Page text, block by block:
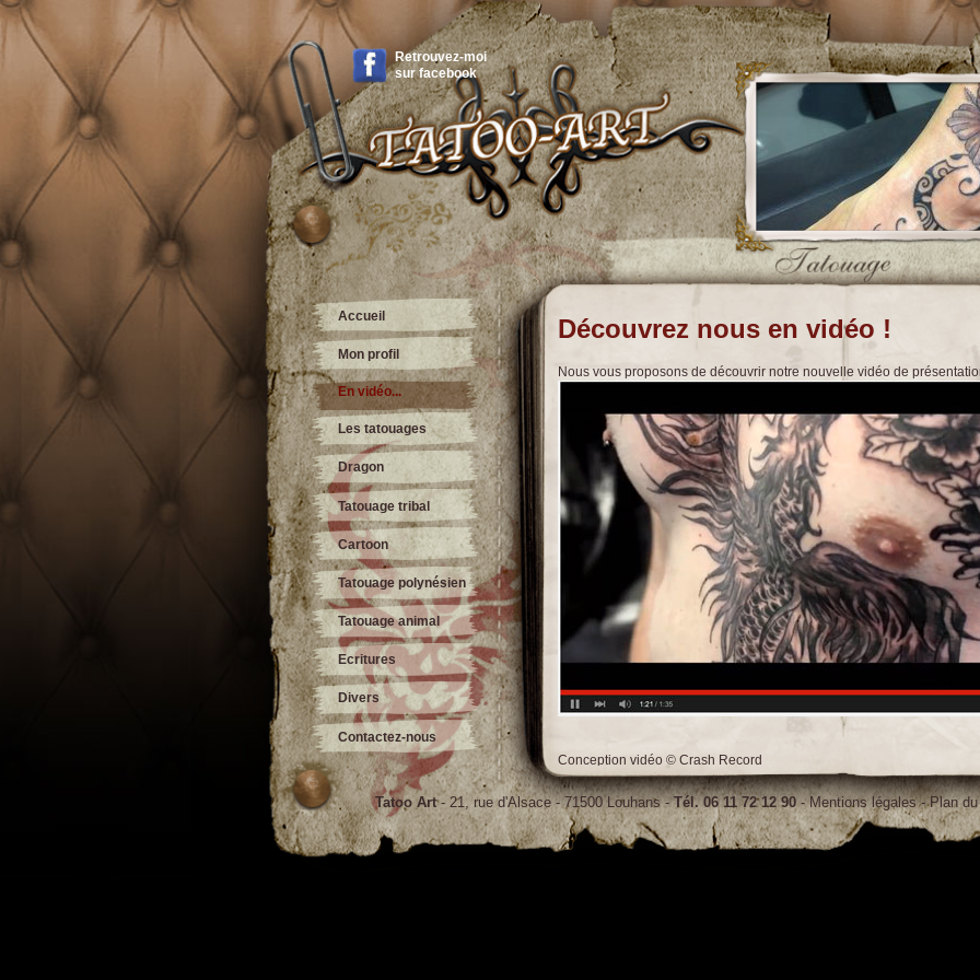
Retrouvez-moi
surfacebook
Accueil
Mon profil
En vidéo...
Les tatouages
Dragon
Tatouage tribal
Cartoon
Tatouage polynésien
Tatouage animal
Ecritures
Divers
Contactez-nous
Découvrez nous en vidéo !
Nous vous proposons de découvrir notre nouvelle vidéo de
Conception vidéo © Crash Record
Tatoo Art- 21, rue d'Alsace - 71500 Louhans -Tél. 06 11 72 12 90- Mentions légales - Plan